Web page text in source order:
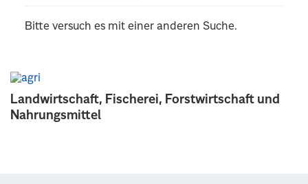
Landwirtschaft, Fischerei, Forstwirtschaft und
Nahrungsmittel
Bitte versuch es mit einer anderen Suche.